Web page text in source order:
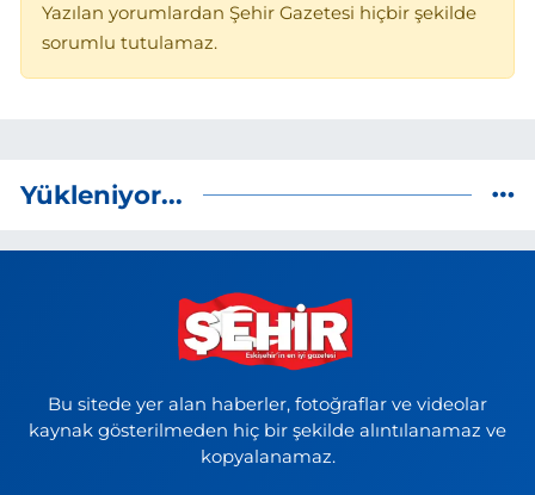
Yazılan yorumlardan Şehir Gazetesi hiçbir şekilde
sorumlu tutulamaz.
Yükleniyor...
Bu sitede yer alan haberler, fotoğraflar ve videolar
kaynak gösterilmeden hiç bir şekilde alıntılanamaz ve
kopyalanamaz.